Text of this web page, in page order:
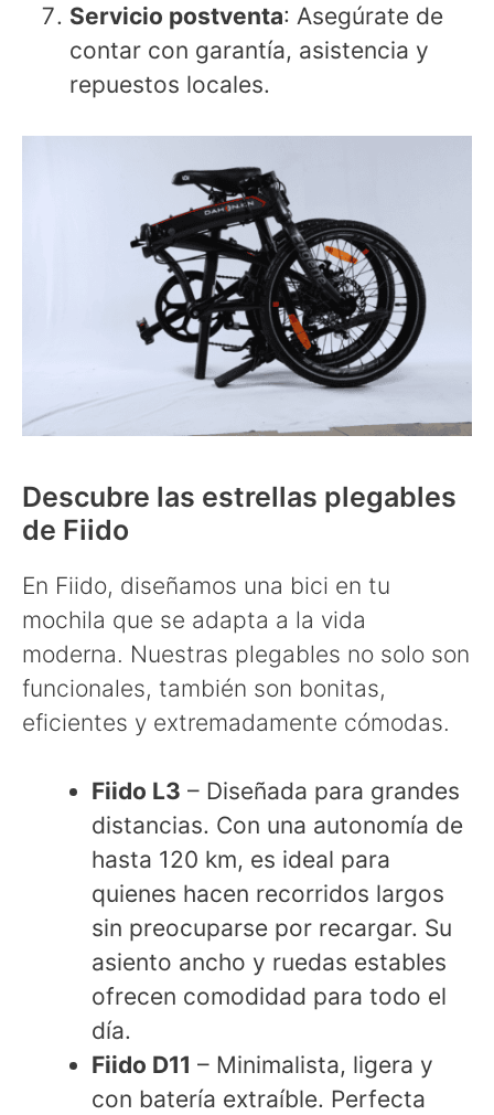
Servicio postventa: Asegúrate de
contar con garantía, asistencia y
repuestos locales.
Descubre las estrellas plegables
de Fiido
En Fiido, diseñamos una bici en tu
mochila que se adapta a la vida
moderna. Nuestras plegables no solo son
funcionales, también son bonitas,
eficientes y extremadamente cómodas.
Fiido L3 – Diseñada para grandes
distancias. Con una autonomía de
hasta 120 km, es ideal para
quienes hacen recorridos largos
sin preocuparse por recargar. Su
asiento ancho y ruedas estables
ofrecen comodidad para todo el
día.
Fiido D11 – Minimalista, ligera y
con batería extraíble. Perfecta